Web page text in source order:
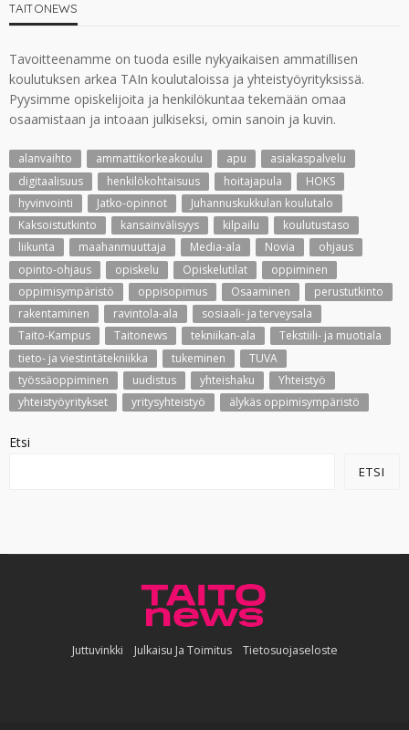
TAITONEWS
Tavoitteenamme on tuoda esille nykyaikaisen ammatillisen
koulutuksen arkea TAIn koulutaloissa ja yhteistyöyrityksissä.
Pyysimme opiskelijoita ja henkilökuntaa tekemään omaa
osaamistaan ja intoaan julkiseksi, omin sanoin ja kuvin.
alanvaihto ammattikorkeakoulu apu
asiakaspalvelu
digitaalisuus
henkilökohtaisuus hoitajapula
HOKS
hyvinvointi
Jatko-opinnot
Juhannuskukkulan koulutalo
Kaksoistutkinto
kansainvälisyys kilpailu
koulutustaso
liikunta
maahanmuuttaja Media-ala Novia
ohjaus
opinto-ohjaus
opiskelu Opiskelutilat
oppiminen
oppimisympäristö
oppisopimus Osaaminen
perustutkinto
rakentaminen
ravintola-ala
sosiaali- ja terveysala
Taito-Kampus
Taitonews tekniikan-ala
Tekstiili- ja muotiala
tieto- ja viestintätekniikka
tukeminen
TUVA
työssäoppiminen
uudistus yhteishaku
Yhteistyö
yhteistyöyritykset
yritysyhteistyö älykäs oppimisympäristö
Etsi
ETSI
Juttuvinkki Julkaisu Ja Toimitus Tietosuojaseloste